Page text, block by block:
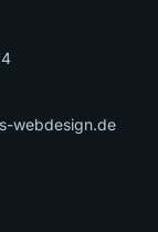
webdesign.de